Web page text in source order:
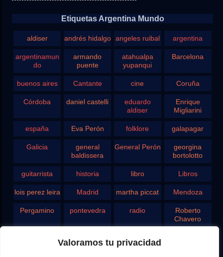
Valoramos tu privacidad
Etiquetas Argentina Mundo
aldiser andrés hidalgo angeles ruibal argentina
argentinamun
do
armando
puente
atahualpa
yupanqui
Barcelona
buenos aires Cantante cine Coruña
Córdoba daniel castelli
eduardo
aldiser
Enrique
Migliarini
españa Eva Perón folklore galapagar
Galicia
general
baldissera
General Perón
georgina
bortolotto
guitarrista historia libro Libros
lois perez leira Madrid martha piccat Mendoza
Pergamino pontevedra radio
Roberto
Chavero
san juan